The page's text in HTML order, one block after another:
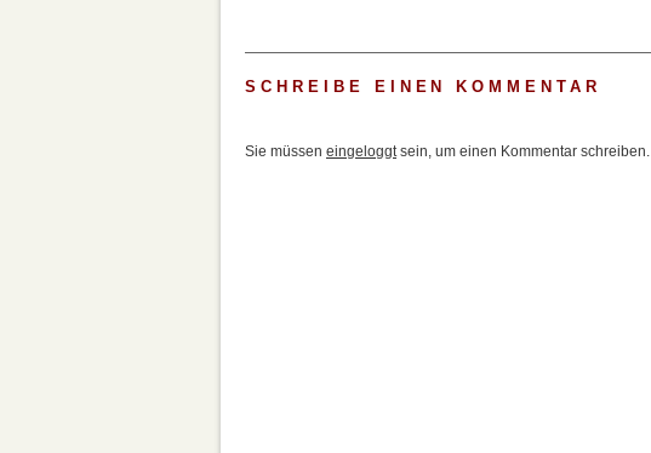
SCHREIBE EINEN KOMMENTAR
Sie müssen eingeloggtsein, um einen Kommentar schreiben.